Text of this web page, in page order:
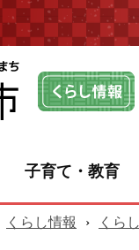
子育て・教育
くらし情報 › くら